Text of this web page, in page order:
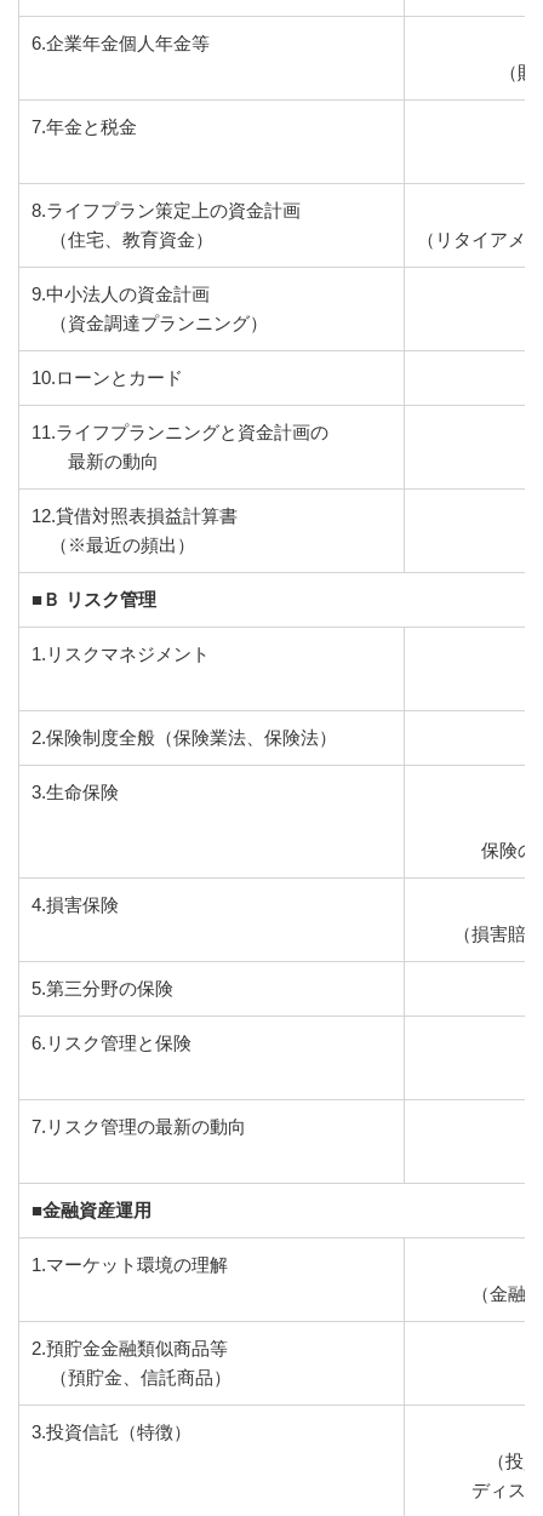
6.企業年金個人年金等
（
7.年金と税金
8.ライフプラン策定上の資金計画
（住宅、教育資金）
（リタイアメ
9.中小法人の資金計画
（資金調達プランニング）
10.ローンとカード
11.ライフプランニングと資金計画の
最新の動向
12.貸借対照表損益計算書
（※最近の頻出）
■Ｂ リスク管理
1.リスクマネジメント
2.保険制度全般（保険業法、保険法）
3.生命保険
保険の
4.損害保険
（損害賠
5.第三分野の保険
6.リスク管理と保険
7.リスク管理の最新の動向
■金融資産運用
1.マーケット環境の理解
（金融
2.預貯金金融類似商品等
（預貯金、信託商品）
3.投資信託（特徴）
（投
ディス